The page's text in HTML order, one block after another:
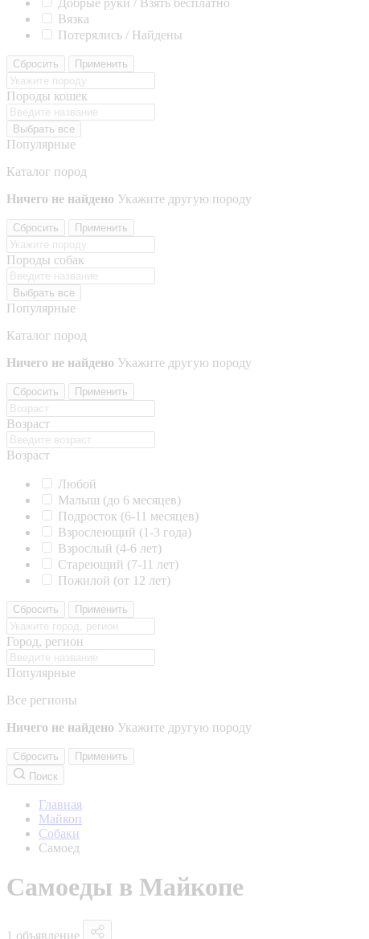
Добрые руки / Взять бесплатно
Вязка
Потерялись / Найдены
Сбросить Применить
Породы кошек
Выбрать все
Популярные
Каталог пород
Ничего не найдено Укажите другую породу
Сбросить Применить
Породы собак
Выбрать все
Популярные
Каталог пород
Ничего не найдено Укажите другую породу
Сбросить Применить
Возраст
Возраст
Любой
Малыш (до 6 месяцев)
Подросток (6-11 месяцев)
Взрослеющий (1-3 года)
Взрослый (4-6 лет)
Стареющий (7-11 лет)
Пожилой (от 12 лет)
Сбросить Применить
Город, регион
Популярные
Все регионы
Ничего не найдено Укажите другую породу
Сбросить
Применить
Поиск
Главная
Майкоп
Собаки
Самоед
Самоеды в Майкопе
1 объявление